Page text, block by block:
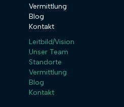
Vermittlung
Blog
Kontakt
Leitbild/Vision
Unser Team
Standorte
Vermittlung
Blog
Kontakt